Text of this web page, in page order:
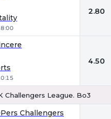
2.80
4.50
Challengers League. Bo3
Challengers